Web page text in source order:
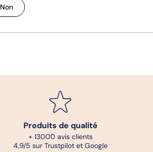
Non
Produits de qualité
+ 13000 avis clients
4,9/5 sur Trustpilot et Google